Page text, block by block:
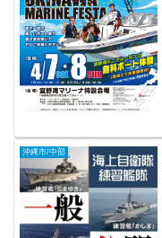
沖縄市/中部